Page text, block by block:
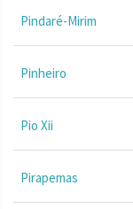
Pindaré-Mirim
Pinheiro
Pio Xii
Pirapemas